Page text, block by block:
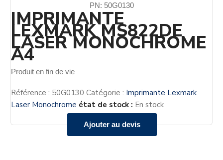
PN: 50G0130
Ajouter au devis
IMPRIMANTE
LEXMARK MS822DE
LASER MONOCHROME
A4
Produit en fin de vie
Référence : 50G0130 Catégorie : Imprimante Lexmark
Laser Monochrome état de stock : En stock